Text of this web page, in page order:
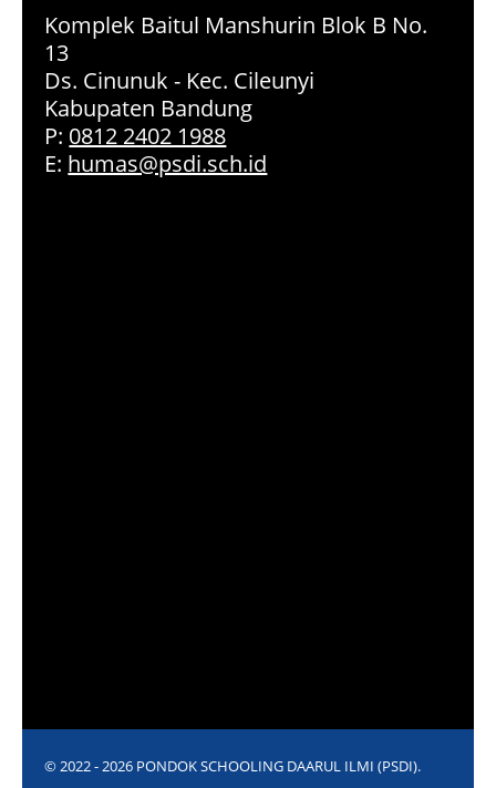
Komplek Baitul Manshurin Blok B No.
13
Ds. Cinunuk - Kec. Cileunyi
Kabupaten Bandung
P: 0812 2402 1988
E: humas@psdi.sch.id
© 2022 - 2026 PONDOK SCHOOLING DAARUL ILMI (PSDI).